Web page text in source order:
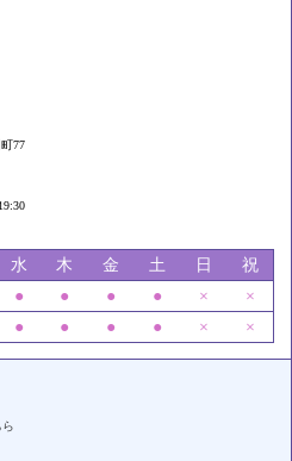
77
水 木 金 土 日
祝
● ● ● ● ×
×
● ● ● ● × ×